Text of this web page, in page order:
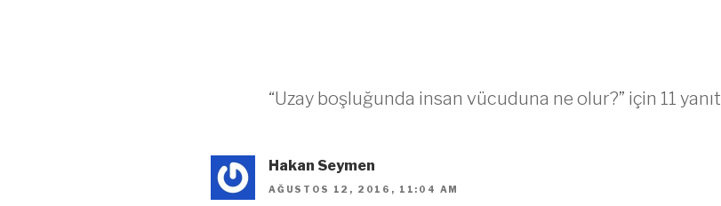
“Uzay boşluğunda insan vücuduna ne olur?” için 11 yanıt
Hakan Seymen
AĞUSTOS 12, 2016, 11:04 AM